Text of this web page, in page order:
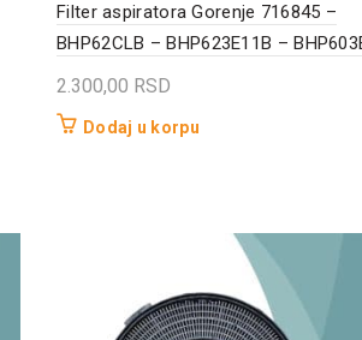
Filter aspiratora Gorenje 716845 –
BHP62CLB – BHP623E11B –
2.300,00 RSD
Dodaj u korpu